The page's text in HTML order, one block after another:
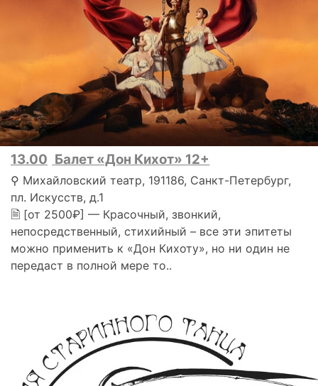
13.00 Балет «Дон Кихот» 12+
⚲ Михайловский театр, 191186, Санкт-Петербург,
пл. Искусств, д.1
🗎 [от 2500₽] — Красочный, звонкий,
непосредственный, стихийный – все эти эпитеты
можно применить к «Дон Кихоту», но ни один не
передаст в полной мере то..